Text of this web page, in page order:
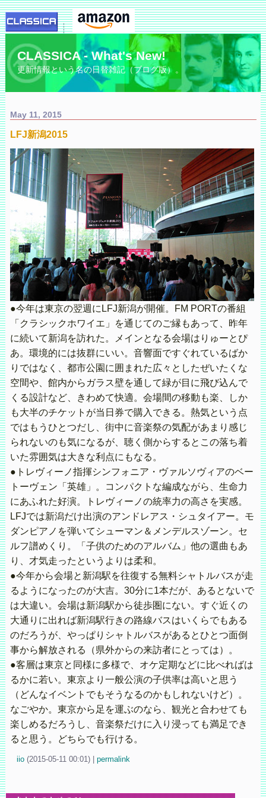
CLASSICA - What's New!
更新情報という名の日替雑記（ブログ版）。
May 11, 2015
LFJ新潟2015
●今年は東京の翌週にLFJ新潟が開催。FM PORTの番組
「クラシックホワイエ」を通じてのご縁もあって、昨年
に続いて新潟を訪れた。メインとなる会場はりゅーとぴ
あ。環境的には抜群にいい。音響面ですぐれているばか
りではなく、都市公園に囲まれた広々としたぜいたくな
空間や、館内からガラス壁を通して緑が目に飛び込んで
くる設計など、きわめて快適。会場間の移動も楽、しか
も大半のチケットが当日券で購入できる。熱気という点
ではもうひとつだし、街中に音楽祭の気配があまり感じ
られないのも気になるが、聴く側からするとこの落ち着
いた雰囲気は大きな利点にもなる。
●トレヴィーノ指揮シンフォニア・ヴァルソヴィアのベー
トーヴェン「英雄」。コンパクトな編成ながら、生命力
にあふれた好演。トレヴィーノの統率力の高さを実感。
LFJでは新潟だけ出演のアンドレアス・シュタイアー。モ
ダンピアノを弾いてシューマン＆メンデルスゾーン。セ
ルフ譜めくり。「子供のためのアルバム」他の選曲もあ
り、才気走ったというよりは柔和。
●今年から会場と新潟駅を往復する無料シャトルバスが走
るようになったのが大吉。30分に1本だが、あるとないで
は大違い。会場は新潟駅から徒歩圏にない。すぐ近くの
大通りに出れば新潟駅行きの路線バスはいくらでもある
のだろうが、やっぱりシャトルバスがあるとひとつ面倒
事から解放される（県外からの来訪者にとっては）。
●客層は東京と同様に多様で、オケ定期などに比べればは
るかに若い。東京より一般公演の子供率は高いと思う
（どんなイベントでもそうなるのかもしれないけど）。
なごやか。東京から足を運ぶのなら、観光と合わせても
楽しめるだろうし、音楽祭だけに入り浸っても満足でき
ると思う。どちらでも行ける。
iio (2015-05-11 00:01) permalink